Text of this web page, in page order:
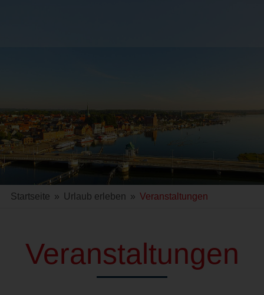
Startseite » Urlaub erleben » Veranstaltungen
Veranstaltungen